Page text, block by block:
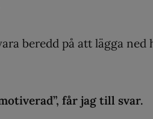
beredd på att lägga ned
får jag till svar.